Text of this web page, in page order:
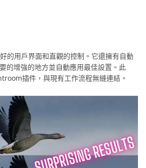
的用戶界面和直觀的控制。它還擁有自動
的增強的地方並自動應用最佳設置。此
插件，與現有工作流程無縫連結。